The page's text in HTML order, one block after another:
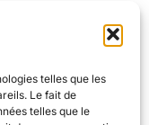
telles que les
Le fait de
telles que le